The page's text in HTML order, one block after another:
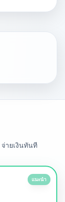
ายเงินทันที
แนะนำ